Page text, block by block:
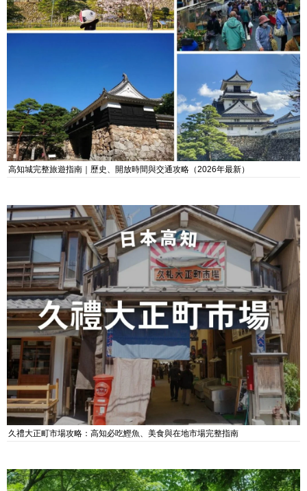
高知城完整旅遊指南｜歷史、開放時間與交通攻略（2026年最新）
久禮大正町市場攻略：高知必吃鰹魚、美食與在地市場完整指南